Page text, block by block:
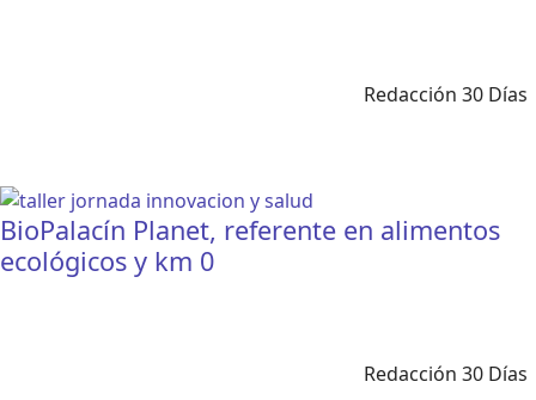
Redacción 30 Días
BioPalacín Planet, referente en alimentos
ecológicos y km 0
Redacción 30 Días